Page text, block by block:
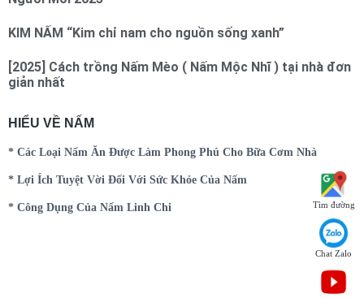
KIM NẤM “Kim chỉ nam cho nguồn sống xanh”
[2025] Cách trồng Nấm Mèo ( Nấm Mộc Nhĩ ) tại nhà đơn
giản nhất
HIỂU VỀ NẤM
* Các Loại Nấm Ăn Được Làm Phong Phú Cho Bữa Cơm Nhà
* Lợi Ích Tuyệt Vời Đối Với Sức Khỏe Của Nấm
* Công Dụng Của Nấm Linh Chi
Chat Zalo
Tìm đường